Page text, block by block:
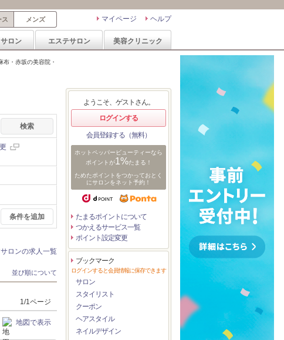
ヘルプ
マイページ
ス メンズ
ロン エステサロン 美容クリニック
布・赤坂の美容院・
条件を追加
ロンの求人一覧
並び順について
1/1ページ
地図で表示
ようこそ、ゲストさん。
ログインする
会員登録する（無料）
ホットペッパービューティーなら
ポイントが1%たまる！
ためたポイントをつかっておとく
にサロンをネット予約！
たまるポイントについて
つかえるサービス一覧
ポイント設定変更
ブックマーク
ログインすると会員情報に保存できます
サロン
スタイリスト
クーポン
ヘアスタイル
ネイルデザイン